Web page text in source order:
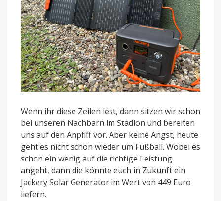
Wenn ihr diese Zeilen lest, dann sitzen wir schon
bei unseren Nachbarn im Stadion und bereiten
uns auf den Anpfiff vor. Aber keine Angst, heute
geht es nicht schon wieder um Fußball. Wobei es
schon ein wenig auf die richtige Leistung
angeht, dann die könnte euch in Zukunft ein
Jackery Solar Generator im Wert von 449 Euro
liefern.